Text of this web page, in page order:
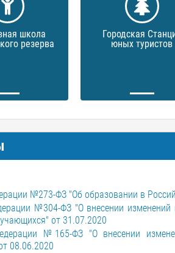
школа
резерва
Городская
юных туристов
№273-ФЗ "Об образовании в
№304-ФЗ "О внесении
от 31.07.2020
№165-ФЗ "О внесении
08.06.2020